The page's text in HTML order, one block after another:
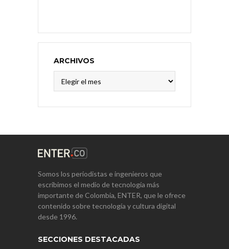
ARCHIVOS
Somos los periodistas e ingenieros que
escribimos el medio de tecnología más
importante de Colombia, ENTER, que le ofrece
contenido sobre tecnología y cultura digital
desde 1996.
SECCIONES DESTACADAS